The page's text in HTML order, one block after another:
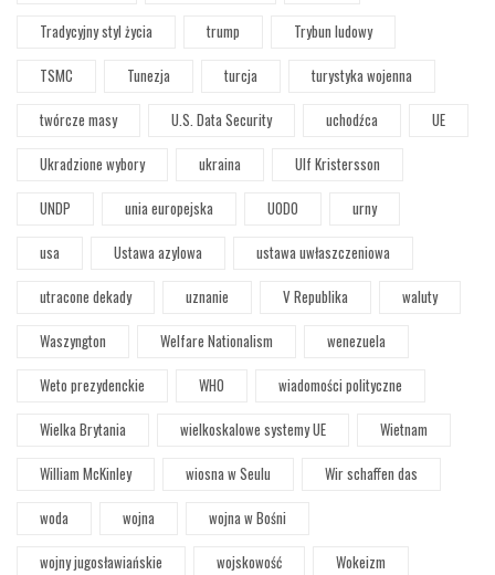
Tradycyjny styl życia
trump
Trybun ludowy
TSMC
Tunezja turcja
turystyka wojenna
twórcze masy
U.S. Data Security uchodźca
UE
Ukradzione wybory
ukraina
Ulf Kristersson
UNDP
unia europejska UODO
urny
usa
Ustawa azylowa
ustawa uwłaszczeniowa
utracone dekady
uznanie V Republika
waluty
Waszyngton
Welfare Nationalism
wenezuela
Weto prezydenckie
WHO
wiadomości polityczne
Wielka Brytania
wielkoskalowe systemy UE
Wietnam
William McKinley
wiosna w Seulu
Wir schaffen das
woda
wojna
wojna w Bośni
wojny jugosławiańskie
wojskowość
Wokeizm